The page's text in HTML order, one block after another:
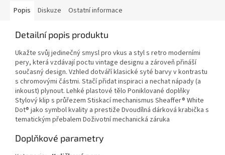
Popis Diskuze Ostatní informace
Detailní popis produktu
Ukažte svůj jedinečný smysl pro vkus a styl s retro moderními
pery, která vzdávají poctu vintage designu a zároveň přináší
současný design. Vzhled dotváří klasické syté barvy v kontrastu
s chromovými částmi. Stačí přidat inspiraci a nechat nápady (a
inkoust) plynout. Lehké plastové tělo Poniklované doplňky
Stylový klip s průřezem Stiskací mechanismus Sheaffer® White
Dot® jako symbol kvality a prestiže Dvoudílná dárková krabička s
tematickým přebalem Doživotní mechanická záruka
Doplňkové parametry